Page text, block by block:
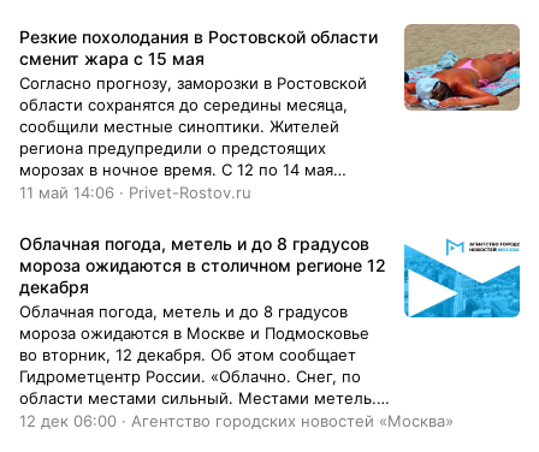
Резкие похолодания в Ростовской области
сменит жара с 15 мая
Согласно прогнозу, заморозки в Ростовской
области сохранятся до середины месяца,
сообщили местные синоптики. Жителей
региона предупредили о предстоящих
морозах в ночное время. С 12 по 14 мая
температура воздуха может опуститься до -3
ветра до 12-14 метров в
11 май 14:06 · Privet-Rostov.ru
Облачная погода, метель и до 8 градусов
мороза ожидаются в столичном регионе 12
декабря
Облачная погода, метель и до 8 градусов
мороза ожидаются в Москве и Подмосковье
во вторник, 12 декабря. Об этом сообщает
Гидрометцентр России. «Облачно. Снег, по
области местами сильный. Местами метель.
Гололедица. Температура воздуха в Москве
12 дек 06:00 · Агентство городских новостей «Москва»